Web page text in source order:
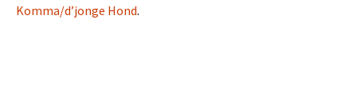
Komma/d’jonge Hond.